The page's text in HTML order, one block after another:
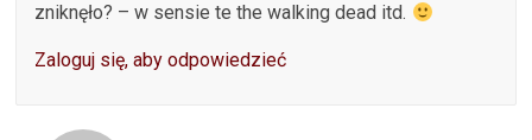
zniknęło? – w sensie te the walking dead itd.
Zaloguj się, aby odpowiedzieć